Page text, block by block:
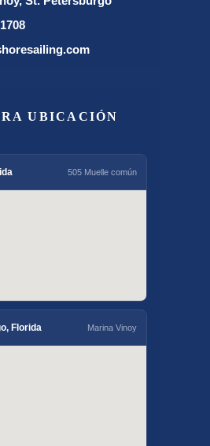
UBICACIÓN
505 Muelle común
Florida Marina Vinoy